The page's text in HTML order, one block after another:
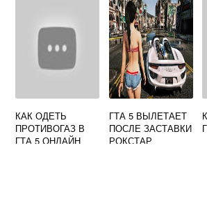
КАК ОДЕТЬ
ПРОТИВОГАЗ В
ГТА 5 ОНЛАЙН
ГТА 5 ВЫЛЕТАЕТ
ПОСЛЕ ЗАСТАВКИ
РОКСТАР